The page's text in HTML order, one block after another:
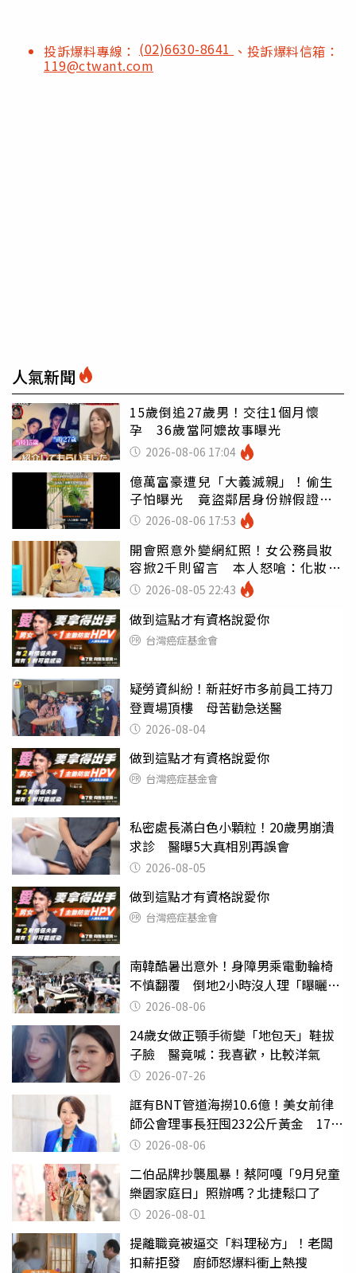
投訴爆料專線： (02)6630-8641 、投訴爆料信箱：
119@ctwant.com
人氣新聞
15歲倒追27歲男！交往1個月懷
孕 36歲當阿嬤故事曝光
2026-08-06 17:04
億萬富豪遭兒「大義滅親」！偷生
子怕曝光 竟盜鄰居身份辦假證落
戶 2026-08-06 17:53
開會照意外變網紅照！女公務員妝
容掀2千則留言 本人怒嗆：化妝有
錯嗎2026-08-05 22:43
做到這點才有資格說愛你
台灣癌症基金會
疑勞資糾紛！新莊好市多前員工持刀
登賣場頂樓 母苦勸急送醫
2026-08-04
做到這點才有資格說愛你
台灣癌症基金會
私密處長滿白色小顆粒！20歲男崩潰
求診 醫曝5大真相別再誤會
2026-08-05
做到這點才有資格說愛你
台灣癌症基金會
南韓酷暑出意外！身障男乘電動輪椅
不慎翻覆 倒地2小時沒人理「曝曬
亡」2026-08-06
24歲女做正顎手術變「地包天」鞋拔
子臉 醫竟喊：我喜歡，比較洋氣
2026-07-26
誆有BNT管道海撈10.6億！美女前律
師公會理事長狂囤232公斤黃金 17人
遭起訴
2026-08-06
二伯品牌抄襲風暴！蔡阿嘎「9月兒童
樂園家庭日」照辦嗎？北捷鬆口了
2026-08-01
提離職竟被逼交「料理秘方」！老闆
扣薪拒發 廚師怒爆料衝上熱搜